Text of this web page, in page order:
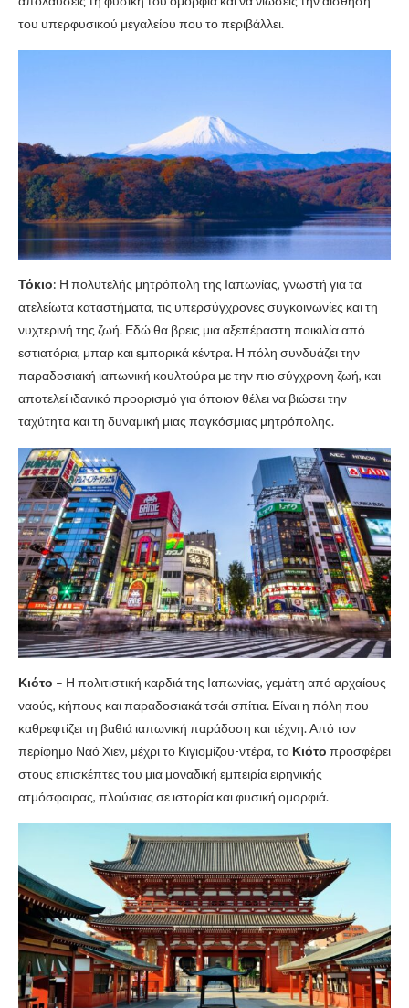
του υπερφυσικού μεγαλείου που το περιβάλλει.
Τόκιο: Η πολυτελής μητρόπολη της Ιαπωνίας, γνωστή για τα
ατελείωτα καταστήματα, τις υπερσύγχρονες συγκοινωνίες και τη
νυχτερινή της ζωή. Εδώ θα βρεις μια αξεπέραστη ποικιλία από
εστιατόρια, μπαρ και εμπορικά κέντρα. Η πόλη συνδυάζει την
παραδοσιακή ιαπωνική κουλτούρα με την πιο σύγχρονη ζωή, και
αποτελεί ιδανικό προορισμό για όποιον θέλει να βιώσει την
ταχύτητα και τη δυναμική μιας παγκόσμιας μητρόπολης.
Κιότο – Η πολιτιστική καρδιά της Ιαπωνίας, γεμάτη από αρχαίους
ναούς, κήπους και παραδοσιακά τσάι σπίτια. Είναι η πόλη που
καθρεφτίζει τη βαθιά ιαπωνική παράδοση και τέχνη. Από τον
περίφημο Ναό Χιεν, μέχρι το Κιγιομίζου-ντέρα, το Κιότο προσφέρει
στους επισκέπτες του μια μοναδική εμπειρία ειρηνικής
ατμόσφαιρας, πλούσιας σε ιστορία και φυσική ομορφιά.